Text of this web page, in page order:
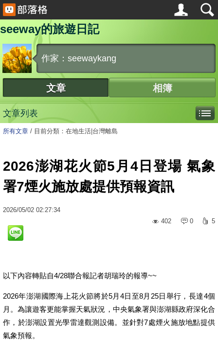
seeway的旅遊日記
作家：seewaykang
文章 相簿
文章列表
所有文章 / 目前分類：在地生活|台灣離島
2026澎湖花火節5月4日登場 氣象
署7煙火施放處提供預報資訊
2026/05/02 02:27:34
402
0 5
以下內容轉貼自4/28聯合報記者胡瑞玲的報導~~
2026年澎湖國際海上花火節將於5月4日至8月25日舉行，長達4個
月。為讓遊客更能掌握天氣狀況，中央氣象署與澎湖縣政府深化合
作，於澎湖設置光學雷達觀測設備。並針對7處煙火施放地點提供
氣象預報。